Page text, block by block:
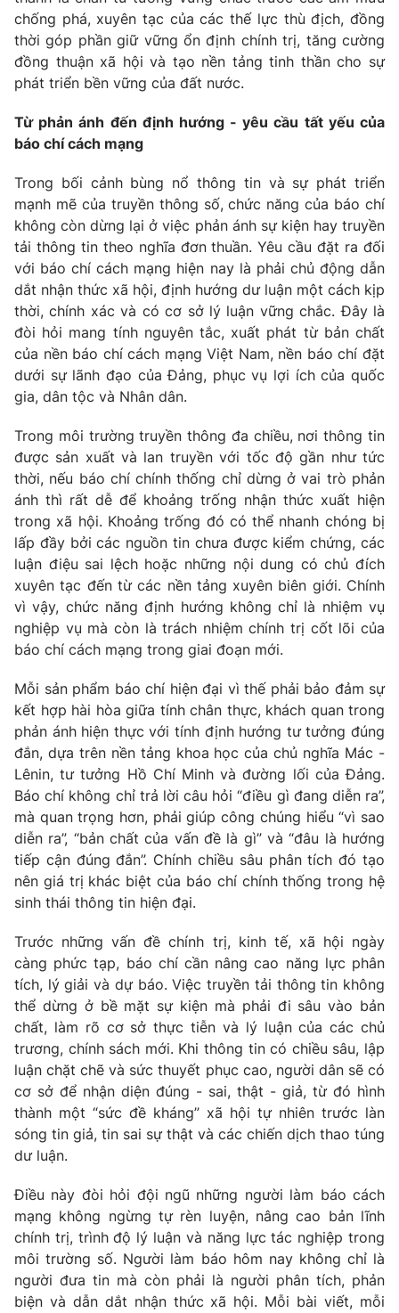
chống phá, xuyên tạc của các thế lực thù địch, đồng
thời góp phần giữ vững ổn định chính trị, tăng cường
đồng thuận xã hội và tạo nền tảng tinh thần cho sự
phát triển bền vững của đất nước.
Từ phản ánh đến định hướng - yêu cầu tất yếu của
báo chí cách mạng
Trong bối cảnh bùng nổ thông tin và sự phát triển
mạnh mẽ của truyền thông số, chức năng của báo chí
không còn dừng lại ở việc phản ánh sự kiện hay truyền
tải thông tin theo nghĩa đơn thuần. Yêu cầu đặt ra đối
với báo chí cách mạng hiện nay là phải chủ động dẫn
dắt nhận thức xã hội, định hướng dư luận một cách kịp
thời, chính xác và có cơ sở lý luận vững chắc. Đây là
đòi hỏi mang tính nguyên tắc, xuất phát từ bản chất
của nền báo chí cách mạng Việt Nam, nền báo chí đặt
dưới sự lãnh đạo của Đảng, phục vụ lợi ích của quốc
gia, dân tộc và Nhân dân.
Trong môi trường truyền thông đa chiều, nơi thông tin
được sản xuất và lan truyền với tốc độ gần như tức
thời, nếu báo chí chính thống chỉ dừng ở vai trò phản
ánh thì rất dễ để khoảng trống nhận thức xuất hiện
trong xã hội. Khoảng trống đó có thể nhanh chóng bị
lấp đầy bởi các nguồn tin chưa được kiểm chứng, các
luận điệu sai lệch hoặc những nội dung có chủ đích
xuyên tạc đến từ các nền tảng xuyên biên giới. Chính
vì vậy, chức năng định hướng không chỉ là nhiệm vụ
nghiệp vụ mà còn là trách nhiệm chính trị cốt lõi của
báo chí cách mạng trong giai đoạn mới.
Mỗi sản phẩm báo chí hiện đại vì thế phải bảo đảm sự
kết hợp hài hòa giữa tính chân thực, khách quan trong
phản ánh hiện thực với tính định hướng tư tưởng đúng
đắn, dựa trên nền tảng khoa học của chủ nghĩa Mác -
Lênin, tư tưởng Hồ Chí Minh và đường lối của Đảng.
Báo chí không chỉ trả lời câu hỏi “điều gì đang diễn ra”,
mà quan trọng hơn, phải giúp công chúng hiểu “vì sao
diễn ra”, “bản chất của vấn đề là gì” và “đâu là hướng
tiếp cận đúng đắn”. Chính chiều sâu phân tích đó tạo
nên giá trị khác biệt của báo chí chính thống trong hệ
sinh thái thông tin hiện đại.
Trước những vấn đề chính trị, kinh tế, xã hội ngày
càng phức tạp, báo chí cần nâng cao năng lực phân
tích, lý giải và dự báo. Việc truyền tải thông tin không
thể dừng ở bề mặt sự kiện mà phải đi sâu vào bản
chất, làm rõ cơ sở thực tiễn và lý luận của các chủ
trương, chính sách mới. Khi thông tin có chiều sâu, lập
luận chặt chẽ và sức thuyết phục cao, người dân sẽ có
cơ sở để nhận diện đúng - sai, thật - giả, từ đó hình
thành một “sức đề kháng” xã hội tự nhiên trước làn
sóng tin giả, tin sai sự thật và các chiến dịch thao túng
dư luận.
Điều này đòi hỏi đội ngũ những người làm báo cách
mạng không ngừng tự rèn luyện, nâng cao bản lĩnh
chính trị, trình độ lý luận và năng lực tác nghiệp trong
môi trường số. Người làm báo hôm nay không chỉ là
người đưa tin mà còn phải là người phân tích, phản
biện và dẫn dắt nhận thức xã hội. Mỗi bài viết, mỗi